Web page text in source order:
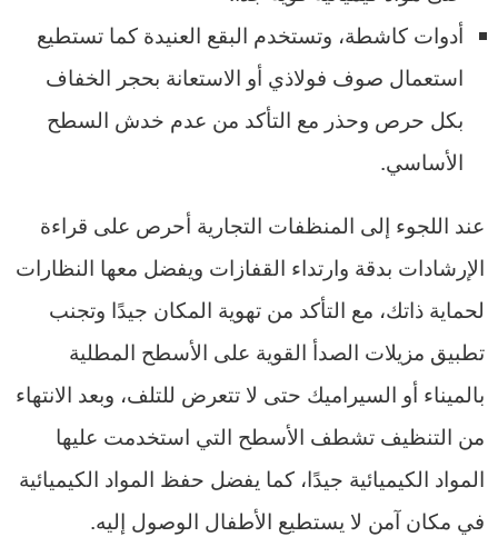
أدوات كاشطة، وتستخدم البقع العنيدة كما تستطيع
استعمال صوف فولاذي أو الاستعانة بحجر الخفاف
بكل حرص وحذر مع التأكد من عدم خدش السطح
الأساسي.
عند اللجوء إلى المنظفات التجارية أحرص على قراءة
الإرشادات بدقة وارتداء القفازات ويفضل معها النظارات
لحماية ذاتك، مع التأكد من تهوية المكان جيدًا وتجنب
تطبيق مزيلات الصدأ القوية على الأسطح المطلية
بالميناء أو السيراميك حتى لا تتعرض للتلف، وبعد الانتهاء
من التنظيف تشطف الأسطح التي استخدمت عليها
المواد الكيميائية جيدًا، كما يفضل حفظ المواد الكيميائية
في مكان آمن لا يستطيع الأطفال الوصول إليه.